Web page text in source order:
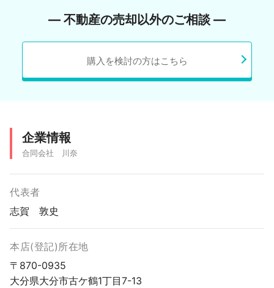
― 不動産の売却以外のご相談 ―
購入を検討の方はこちら
企業情報
合同会社 川奈
代表者
志賀 敦史
本店(登記)所在地
〒870-0935
大分県大分市古ケ鶴1丁目7-13